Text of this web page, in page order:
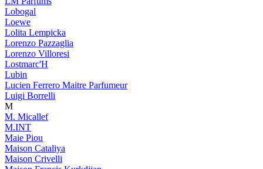
Lobogal
Loewe
Lolita Lempicka
Lorenzo Pazzaglia
Lorenzo Villoresi
Lostmarc'H
Lubin
Lucien Ferrero Maitre Parfumeur
Luigi Borrelli
M
M. Micallef
M.INT
Maie Piou
Maison Cataliya
Maison Crivelli